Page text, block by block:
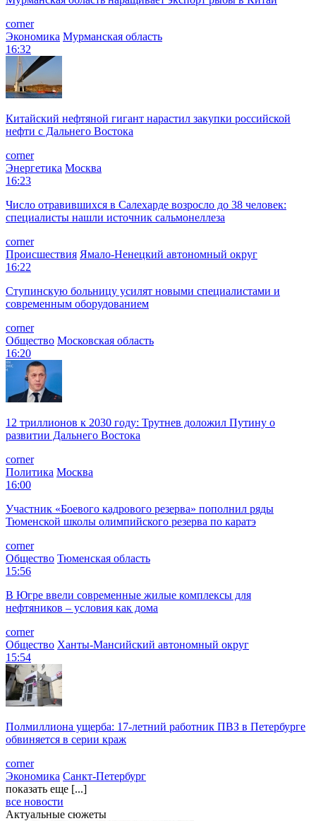
corner
Экономика Мурманская область
16:32
Китайский нефтяной гигант нарастил закупки российской
нефти с Дальнего Востока
corner
Энергетика Москва
16:23
Число отравившихся в Салехарде возросло до 38 человек:
специалисты нашли источник сальмонеллеза
corner
Происшествия Ямало-Ненецкий автономный округ
16:22
Ступинскую больницу усилят новыми специалистами и
современным оборудованием
corner
Общество Московская область
16:20
12 триллионов к 2030 году: Трутнев доложил Путину о
развитии Дальнего Востока
corner
Политика Москва
16:00
Участник «Боевого кадрового резерва» пополнил ряды
Тюменской школы олимпийского резерва по каратэ
corner
Общество Тюменская область
15:56
В Югре ввели современные жилые комплексы для
нефтяников – условия как дома
corner
Общество Ханты-Мансийский автономный округ
15:54
Полмиллиона ущерба: 17-летний работник ПВЗ в Петербурге
обвиняется в серии краж
corner
Экономика Санкт-Петербург
показать еще [...]
все новости
Актуальные сюжеты